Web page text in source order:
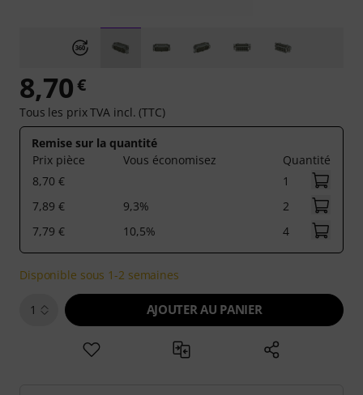
8,70€
Tous les prix TVA incl. (TTC)
Remise sur la quantité
Prix pièce
Vous économisez
Quantité
8,70 €
1
7,89 €
9,3%
2
7,79 €
10,5% 4
Disponible sous 1-2 semaines
1 AJOUTER AU PANIER